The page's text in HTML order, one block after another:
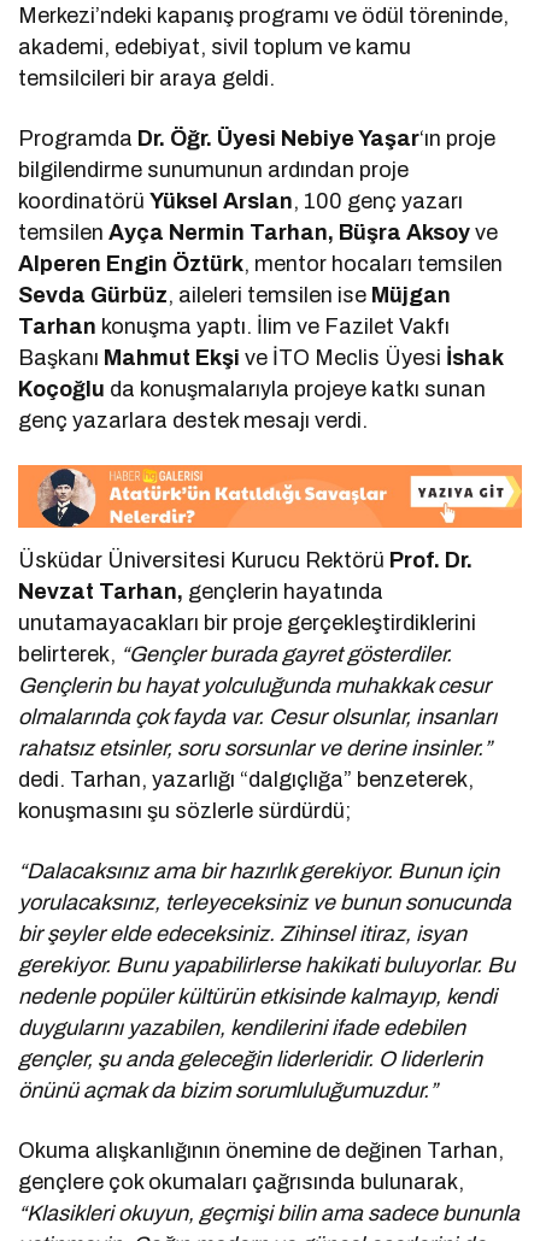
Merkezi’ndeki kapanış programı ve ödül töreninde,
akademi, edebiyat, sivil toplum ve kamu
temsilcileri bir araya geldi.
Programda Dr. Öğr. Üyesi Nebiye Yaşar‘ın proje
bilgilendirme sunumunun ardından proje
koordinatörüYüksel Arslan, 100 genç yazarı
temsilenAyça Nermin Tarhan, Büşra Aksoy ve
Alperen Engin Öztürk, mentor hocaları temsilen
Sevda Gürbüz, aileleri temsilen ise Müjgan
Tarhan konuşma yaptı. İlim ve Fazilet Vakfı
Başkanı Mahmut Ekşive İTO Meclis Üyesi İshak
Koçoğlu da konuşmalarıyla projeye katkı sunan
genç yazarlara destek mesajı verdi.
Üsküdar Üniversitesi Kurucu Rektörü Prof. Dr.
Nevzat Tarhan, gençlerin hayatında
unutamayacakları bir proje gerçekleştirdiklerini
belirterek, “Gençler burada gayret gösterdiler.
Gençlerin bu hayat yolculuğunda muhakkak cesur
olmalarında çok fayda var. Cesur olsunlar, insanları
rahatsız etsinler, soru sorsunlar ve derine insinler.”
dedi. Tarhan, yazarlığı “dalgıçlığa” benzeterek,
konuşmasını şu sözlerle sürdürdü;
“Dalacaksınız ama bir hazırlık gerekiyor. Bunun için
yorulacaksınız, terleyeceksiniz ve bunun sonucunda
bir şeyler elde edeceksiniz. Zihinsel itiraz, isyan
gerekiyor. Bunu yapabilirlerse hakikati buluyorlar. Bu
nedenle popüler kültürün etkisinde kalmayıp, kendi
duygularını yazabilen, kendilerini ifade edebilen
gençler, şu anda geleceğin liderleridir. O liderlerin
önünü açmak da bizim sorumluluğumuzdur.”
Okuma alışkanlığının önemine de değinen Tarhan,
gençlere çok okumaları çağrısında bulunarak,
“Klasikleri okuyun, geçmişi bilin ama sadece bununla